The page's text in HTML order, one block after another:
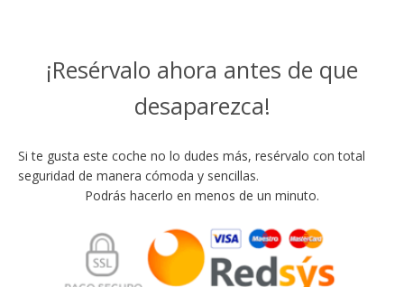
¡Resérvalo ahora antes de que
desaparezca!
Si te gusta este coche no lo dudes más, resérvalo con total
seguridad de manera cómoda y sencillas.
Podrás hacerlo en menos de un minuto.